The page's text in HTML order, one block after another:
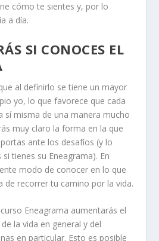
cómo te sientes y, por lo
a día.
SI CONOCES EL
al definirlo se tiene un mayor
yo, lo que favorece que cada
sí misma de una manera mucho
muy claro la forma en la que
ante los desafíos (y lo
tienes su Eneagrama). En
modo de conocer en lo que
de recorrer tu camino por la vida.
Eneagrama aumentarás el
de la vida en general y del
en particular. Esto es posible